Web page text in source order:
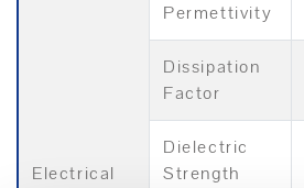
Electrical
Permettivity
Dissipation
Factor
Dielectric
Strength